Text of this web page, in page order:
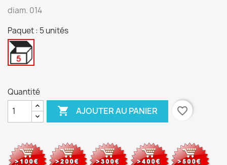
diam. 014
Paquet : 5 unités
5
Quantité
 AJOUTER AU PANIER favorite_border